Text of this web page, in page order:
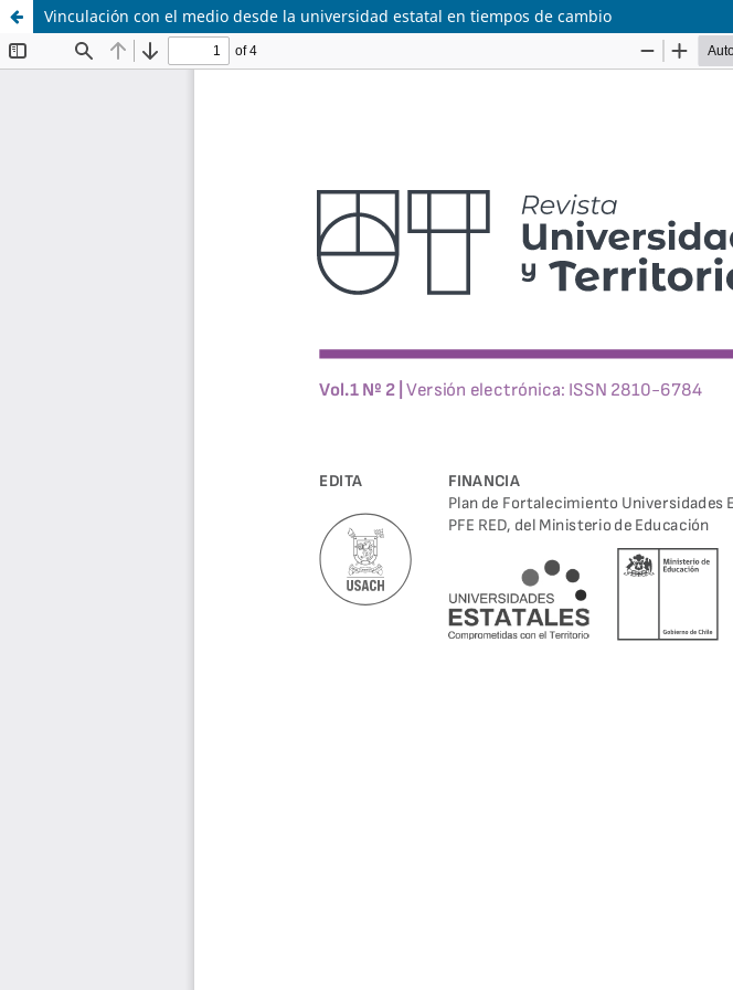
Vinculación con el medio desde la universidad estatal en tiempos de cambio